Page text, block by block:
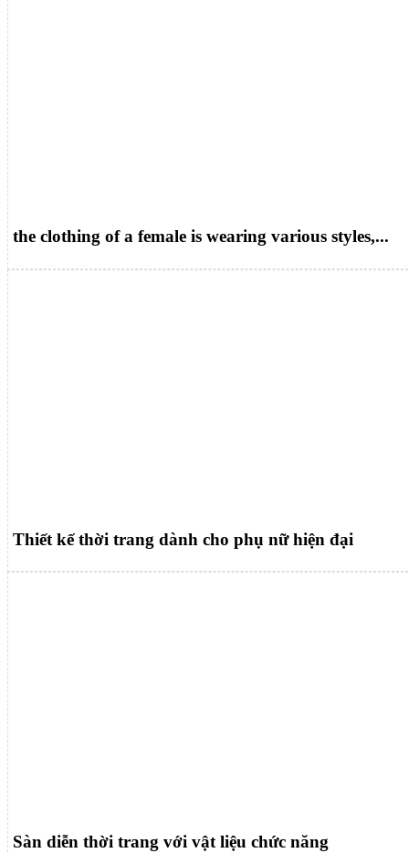
the clothing of a female is wearing various styles,...
Thiết kế thời trang dành cho phụ nữ hiện đại
Sàn diễn thời trang với vật liệu chức năng